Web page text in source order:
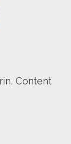
Content